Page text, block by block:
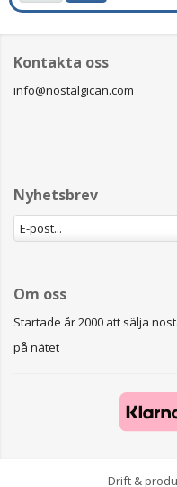
Kontakta oss
info@nostalgican.com
Nyhetsbrev
Om oss
Startade år 2000 att sälja
på nätet
Drift &